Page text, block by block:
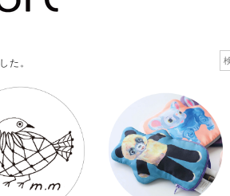
た。